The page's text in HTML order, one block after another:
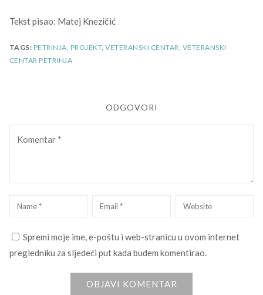
Tekst pisao: Matej Knezičić
TAGS: PETRINJA, PROJEKT,VETERANSKI CENTAR, VETERANSKI
CENTAR PETRINJA
ODGOVORI
Name Email Website
Spremi moje ime, e-poštu i web-stranicu u ovom internet
pregledniku za sljedeći put kada budem komentirao.